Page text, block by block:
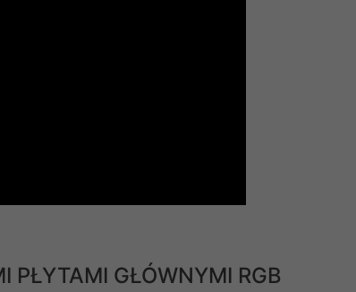
PŁYTAMI GŁÓWNYMI RGB